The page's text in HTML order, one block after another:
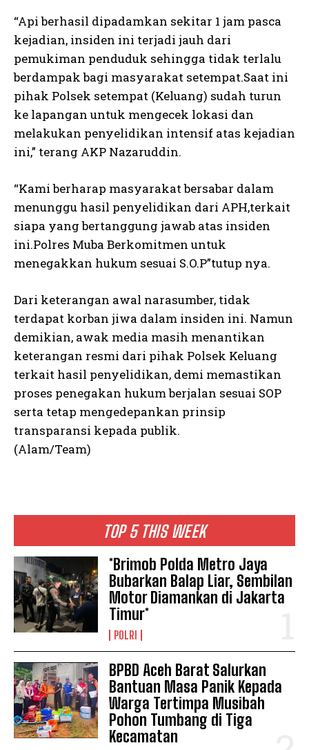
TOP 5 THIS WEEK
*Brimob Polda Metro Jaya
Bubarkan Balap Liar, Sembilan
Motor Diamankan di Jakarta
Timur*
POLRI
BPBD Aceh Barat Salurkan
Bantuan Masa Panik Kepada
Warga Tertimpa Musibah
Pohon Tumbang di Tiga
Kecamatan
“Api berhasil dipadamkan sekitar 1 jam pasca
kejadian, insiden ini terjadi jauh dari
pemukiman penduduk sehingga tidak terlalu
berdampak bagi masyarakat setempat.Saat ini
pihak Polsek setempat (Keluang) sudah turun
ke lapangan untuk mengecek lokasi dan
melakukan penyelidikan intensif atas kejadian
ini,” terang AKP Nazaruddin.
“Kami berharap masyarakat bersabar dalam
menunggu hasil penyelidikan dari APH,terkait
siapa yang bertanggung jawab atas insiden
ini.Polres Muba Berkomitmen untuk
menegakkan hukum sesuai S.O.P”tutup nya.
Dari keterangan awal narasumber, tidak
terdapat korban jiwa dalam insiden ini. Namun
demikian, awak media masih menantikan
keterangan resmi dari pihak Polsek Keluang
terkait hasil penyelidikan, demi memastikan
proses penegakan hukum berjalan sesuai SOP
serta tetap mengedepankan prinsip
transparansi kepada publik.
(Alam/Team)